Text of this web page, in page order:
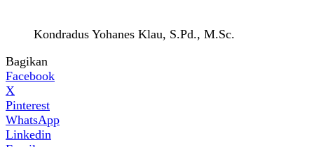
Kondradus Yohanes Klau, S.Pd., M.Sc.
Bagikan
Facebook
X
Pinterest
WhatsApp
Linkedin